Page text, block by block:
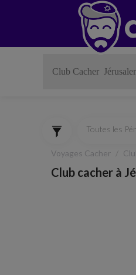
Toutes les
Voyages Cacher
Club cacher à